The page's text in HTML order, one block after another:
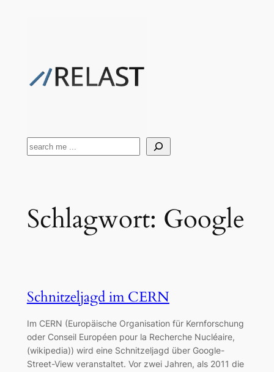
Suchen
Schlagwort: Google
Schnitzeljagd im CERN
Im CERN (Europäische Organisation für Kernforschung
oder Conseil Européen pour la Recherche Nucléaire,
(wikipedia)) wird eine Schnitzeljagd über Google-
Street-View veranstaltet. Vor zwei Jahren, als 2011 die